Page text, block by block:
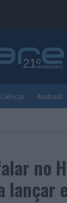
Ciência Android
no
lançar